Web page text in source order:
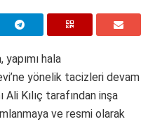
hala
yönelik tacizleri devam
Kılıç tarafından inşa
ve resmi olarak